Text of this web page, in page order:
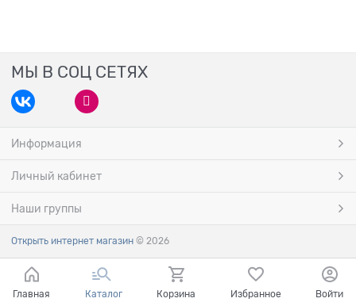
МЫ В СОЦ СЕТЯХ
Информация
Личный кабинет
Наши группы
Открыть интернет магазин © 2026
Главная Каталог Корзина Избранное Войти